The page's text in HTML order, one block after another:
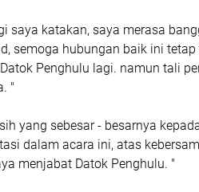
saya katakan, saya merasa
semoga hubungan baik ini
Penghulu lagi. namun tali
"
yang sebesar - besarnya
dalam acara ini, atas
menjabat Datok Penghulu. "